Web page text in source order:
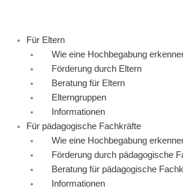
Für Eltern
Wie eine Hochbegabung
Förderung durch Eltern
Beratung für Eltern
Elterngruppen
Informationen
Für pädagogische Fachkräfte
Wie eine Hochbegabung
Förderung durch pädagogische
Beratung für pädagogische
Informationen